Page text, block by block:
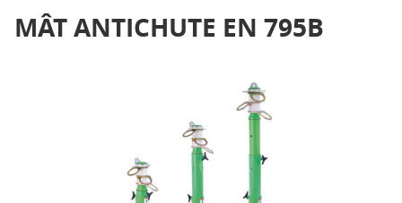
MÂT ANTICHUTE EN 795B